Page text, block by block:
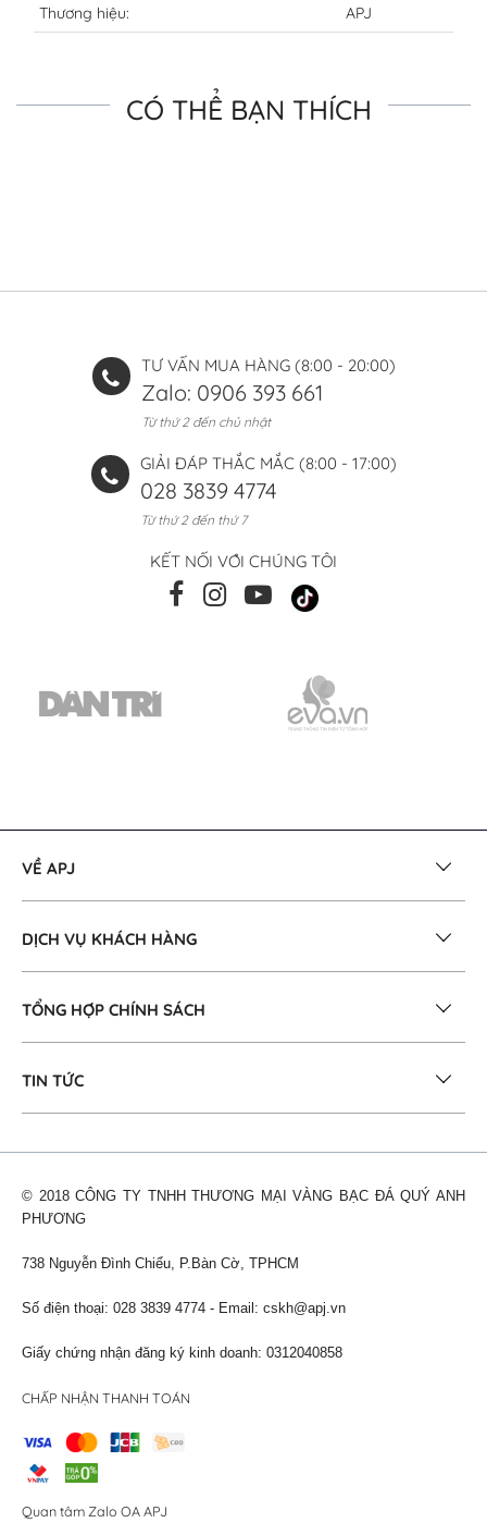
Thương hiệu: APJ
CÓ THỂ BẠN THÍCH
TƯ VẤN MUA HÀNG (8:00 - 20:00)
Zalo: 0906 393 661
Từ thứ 2 đến chủ nhật
GIẢI ĐÁP THẮC MẮC (8:00 - 17:00)
028 3839 4774
Từ thứ 2 đến thứ 7
KẾT NỐI VỚI CHÚNG TÔI
VỀ APJ
DỊCH VỤ KHÁCH HÀNG
TỔNG HỢP CHÍNH SÁCH
TIN TỨC
© 2018 CÔNG TY TNHH THƯƠNG MẠI VÀNG BẠC ĐÁ QUÝ ANH
PHƯƠNG
738 Nguyễn Đình Chiểu, P.Bàn Cờ, TPHCM
Số điện thoại: 028 3839 4774 - Email: cskh@apj.vn
Giấy chứng nhận đăng ký kinh doanh: 0312040858
CHẤP NHẬN THANH TOÁN
Quan tâm Zalo OA APJ